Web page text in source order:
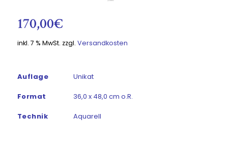
170,00€
inkl. 7 % MwSt. zzgl. Versandkosten
Auflage Unikat
Format 36,0 x 48,0 cm o.R.
Technik Aquarell